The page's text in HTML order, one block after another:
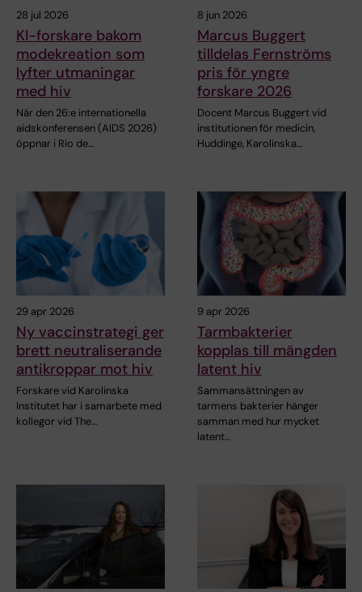
28 jul 2026
KI-forskare bakom
modekreation som
lyfter utmaningar
med hiv
När den 26:e internationella
aidskonferensen (AIDS 2026)
öppnar i Rio de…
8 jun 2026
Marcus Buggert
tilldelas Fernströms
pris för yngre
forskare 2026
Docent Marcus Buggert vid
institutionen för medicin,
Huddinge, Karolinska…
29 apr 2026
Ny vaccinstrategi ger
brett neutraliserande
antikroppar mot hiv
Forskare vid Karolinska
Institutet har i samarbete med
kollegor vid The…
9 apr 2026
Tarmbakterier
kopplas till mängden
latent hiv
Sammansättningen av
tarmens bakterier hänger
samman med hur mycket
latent…